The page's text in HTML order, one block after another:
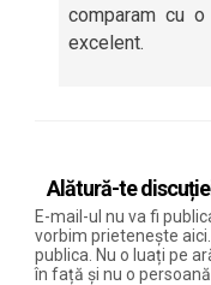
comparam cu
excelent.
Alătură-te
E-mail-ul nu va fi
vorbim prietenește
publica. Nu o luați pe
în față și nu o persoană